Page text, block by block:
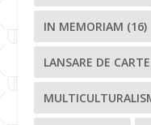
IN MEMORIAM (16)
LANSARE DE CARTE